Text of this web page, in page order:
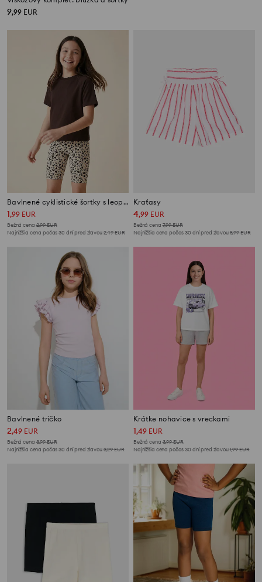
9,99 EUR
Bavlnené cyklistické šortky s leopardím vzorom
1,99 EUR
Bežná cena 2,99EUR
Najnižšia cena počas 30 dní pred zľavou2,49EUR
Kraťasy
4,99 EUR
Bežná cena 7,99EUR
Najnižšia cena počas 30 dní pred zľavou5,99EUR
Bavlnené tričko
2,49 EUR
Bežná cena 3,99EUR
Najnižšia cena počas 30 dní pred zľavou3,29EUR
Krátke nohavice s vreckami
1,49 EUR
Bežná cena 3,99EUR
Najnižšia cena počas 30 dní pred zľavou1,99EUR